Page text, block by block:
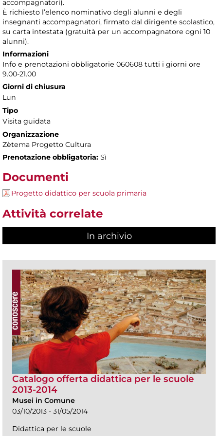
accompagnatori).
È richiesto l’elenco nominativo degli alunni e degli
insegnanti accompagnatori, firmato dal dirigente scolastico,
su carta intestata (gratuità per un accompagnatore ogni 10
alunni).
Informazioni
Info e prenotazioni obbligatorie 060608 tutti i giorni ore
9.00-21.00
Giorni di chiusura
Lun
Tipo
Visita guidata
Organizzazione
Zètema Progetto Cultura
Prenotazione obbligatoria: Sì
Documenti
Progetto didattico per scuola primaria
Attività correlate
In archivio
Catalogo offerta didattica per le scuole
2013-2014
Musei in Comune
03/10/2013 - 31/05/2014
Didattica per le scuole